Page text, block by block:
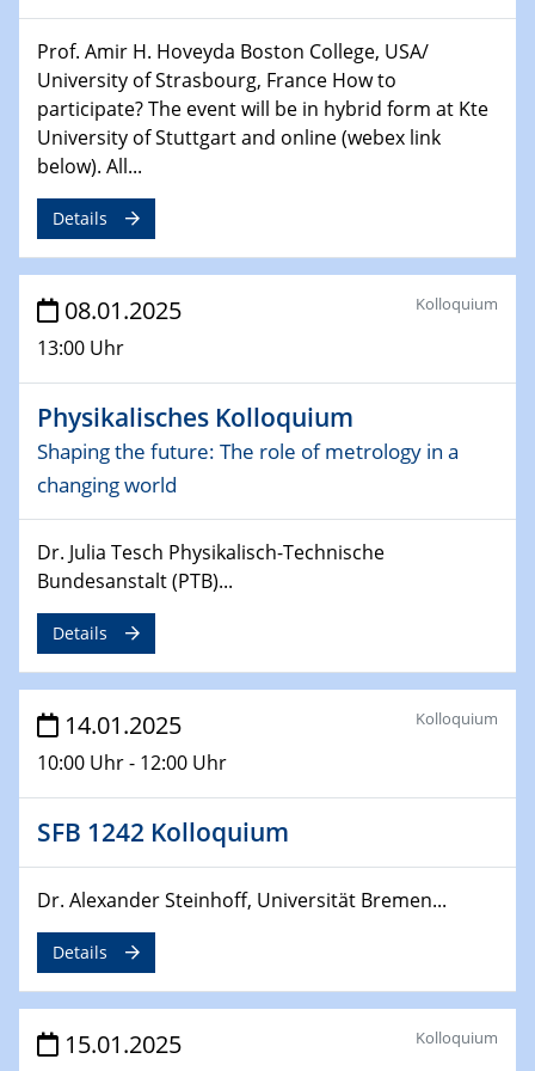
06.02.2025
Sfb-trr247-all Seminar
CataLysis Joint Colloquium)
10.02.2025 - 11.02.2025
Sfb-trr247-all Workshop
UnOCat
11.02.2025
SFB/TRR 270 Kolloquium
11.02.2025
Social Hour
11.02.2025
Natural Water to H2
12.02.2025 - 14.02.2025
Sfb-trr247-all Annual Meeting
CENIDE-BGU Seminar
27.02.2025
WIN & CENIDE Seminar Series on 2D-
MATURE
27.02.2025
Sfb-trr247-all Seminar
Kooperationsseminar
Elektrolyse/Brennstoffzelle
21.03.2025
EU funding for early stage scientific, technological or
Prof. Amir H. Hoveyda Boston College, USA/
University of Strasbourg, France How to
participate? The event will be in hybrid form at Kte
University of Stuttgart and online (webex link
below). All...
Details
08.01.2025
13:00 Uhr
Kolloquium
Physikalisches Kolloquium
Shaping the future: The role of metrology in a
changing world
Dr. Julia Tesch Physikalisch-Technische
Bundesanstalt (PTB)...
Details
14.01.2025
10:00 Uhr - 12:00 Uhr
Kolloquium
SFB 1242 Kolloquium
Dr. Alexander Steinhoff, Universität Bremen...
Details
15.01.2025 Kolloquium